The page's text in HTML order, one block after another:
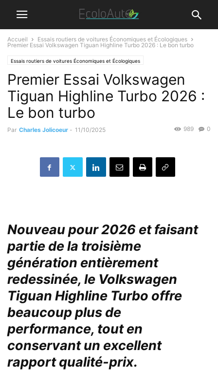
Accueil
Essais routiers de voitures Économiques et Écologiques
Premier Essai Volkswagen Tiguan Highline Turbo 2026 : Le bon turbo
Essais routiers de voitures Économiques et Écologiques
Premier Essai Volkswagen
Tiguan Highline Turbo 2026 :
Le bon turbo
Par Charles Jolicoeur - 11/10/2025 0
989
Nouveau pour 2026 et faisant
partie de la troisième
génération entièrement
redessinée, le Volkswagen
Tiguan Highline Turbo offre
beaucoup plus de
performance, tout en
conservant un excellent
rapport qualité-prix.